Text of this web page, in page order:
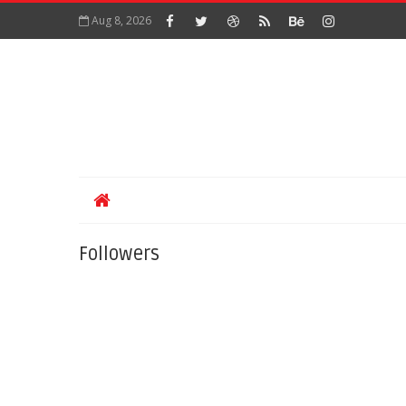
Aug 8, 2026
Followers